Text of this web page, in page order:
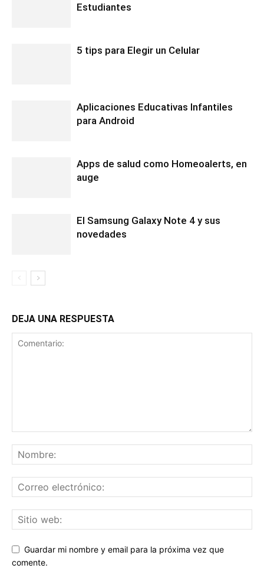
Estudiantes
5 tips para Elegir un Celular
Aplicaciones Educativas Infantiles
para Android
Apps de salud como Homeoalerts, en
auge
El Samsung Galaxy Note 4 y sus
novedades
DEJA UNA RESPUESTA
Guardar mi nombre y email para la próxima vez que
comente.